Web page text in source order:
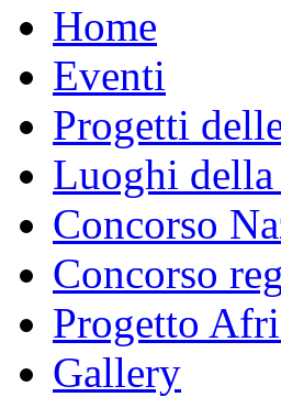
Home
Eventi
Progetti
Luoghi
Concorso
Concorso
Progetto
Gallery